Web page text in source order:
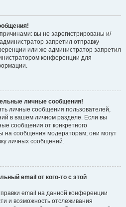
вы не зарегистрированы и/
запретил отправку
или же администратор запретил
конференции для
личные сообщения!
личные сообщения пользователей,
в вашем личном разделе. Если вы
сообщения от конкретного
на сообщения модераторам; они могут
личных сообщений.
email от кого-то с этой
email на данной конференции
и возможность отслеживания